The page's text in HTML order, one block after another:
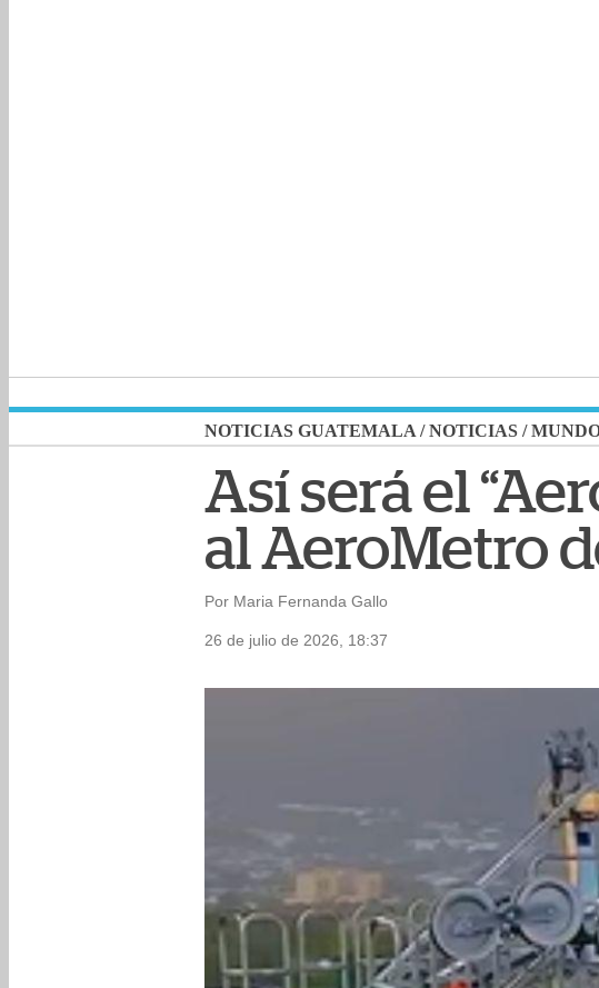
NOTICIAS GUATEMALA /NOTICIAS /
Así será el
al AeroMetro
Por Maria Fernanda Gallo
26 de julio de 2026, 18:37